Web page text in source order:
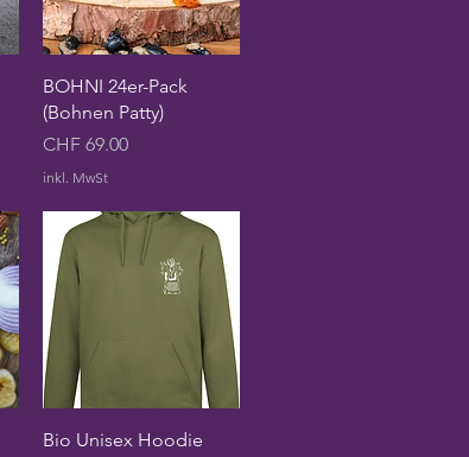
Schnellansicht
BOHNI 24er-Pack
(Bohnen Patty)
Preis
CHF 69.00
inkl. MwSt
Schnellansicht
Bio Unisex Hoodie